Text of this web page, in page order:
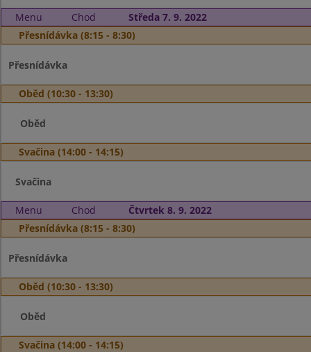
Menu Chod
Středa 7. 9. 2022
Přesnídávka (8:15 - 8:30)
Přesnídávka
Oběd (10:30 - 13:30)
Oběd
Svačina (14:00 - 14:15)
Svačina
Menu Chod
Čtvrtek 8. 9. 2022
Přesnídávka (8:15 - 8:30)
Přesnídávka
Oběd (10:30 - 13:30)
Oběd
Svačina (14:00 - 14:15)